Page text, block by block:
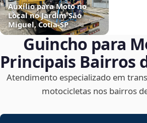
Auxílio para Moto no
Local no Jardim São
Miguel, Cotia‑SP
Guincho para
Principais Bairros
Atendimento especializado em
motocicletas nos bairros de